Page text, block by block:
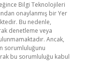
Bilgi Teknolojileri
onaylanmış bir Yer
Bu nedenle,
denetleme veya
Ancak,
sorumluluğunu
bu sorumluluğu kabul